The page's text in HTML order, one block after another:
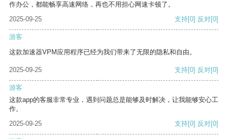
作办公，都能畅享高速网络，再也不用担心网速卡顿了。
2025-09-25
支持[0] 反对[0]
游客
这款加速器VPM应用程序已经为我们带来了无限的隐私和自由。
2025-09-25 支持[0] 反对[0]
游客
这款app的客服非常专业，遇到问题总是能够及时解决，让我能够安心工
作。
2025-09-25
支持[0] 反对[0]